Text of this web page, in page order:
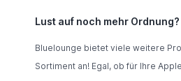
Lust auf noch mehr Ordnung?
Bluelounge bietet viele weitere
Sortiment an! Egal, ob für Ihre